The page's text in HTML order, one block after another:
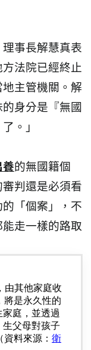
事長解慧真表
法院已經終止
主管機關。解
身分是『無國
。」
養的無國籍個
判還是必須看
「個案」，不
走一樣的路取
由其他家庭收
將是永久性的
庭，並透過
父母對孩子
料來源： 衛